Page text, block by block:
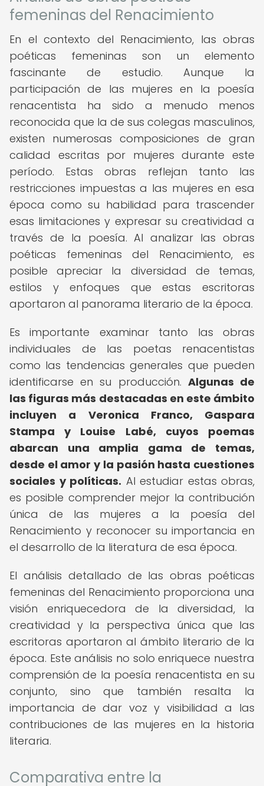
femeninas del Renacimiento
En el contexto del Renacimiento, las obras
poéticas femeninas son un elemento
fascinante de estudio. Aunque la
participación de las mujeres en la poesía
renacentista ha sido a menudo menos
reconocida que la de sus colegas masculinos,
existen numerosas composiciones de gran
calidad escritas por mujeres durante este
período. Estas obras reflejan tanto las
restricciones impuestas a las mujeres en esa
época como su habilidad para trascender
esas limitaciones y expresar su creatividad a
través de la poesía. Al analizar las obras
poéticas femeninas del Renacimiento, es
posible apreciar la diversidad de temas,
estilos y enfoques que estas escritoras
aportaron al panorama literario de la época.
Es importante examinar tanto las obras
individuales de las poetas renacentistas
como las tendencias generales que pueden
identificarse en su producción. Algunas de
las figuras más destacadas en este ámbito
incluyen a Veronica Franco, Gaspara
Stampa y Louise Labé, cuyos poemas
abarcan una amplia gama de temas,
desde el amor y la pasión hasta cuestiones
sociales y políticas. Al estudiar estas obras,
es posible comprender mejor la contribución
única de las mujeres a la poesía del
Renacimiento y reconocer su importancia en
el desarrollo de la literatura de esa época.
El análisis detallado de las obras poéticas
femeninas del Renacimiento proporciona una
visión enriquecedora de la diversidad, la
creatividad y la perspectiva única que las
escritoras aportaron al ámbito literario de la
época. Este análisis no solo enriquece nuestra
comprensión de la poesía renacentista en su
conjunto, sino que también resalta la
importancia de dar voz y visibilidad a las
contribuciones de las mujeres en la historia
literaria.
Comparativa entre la